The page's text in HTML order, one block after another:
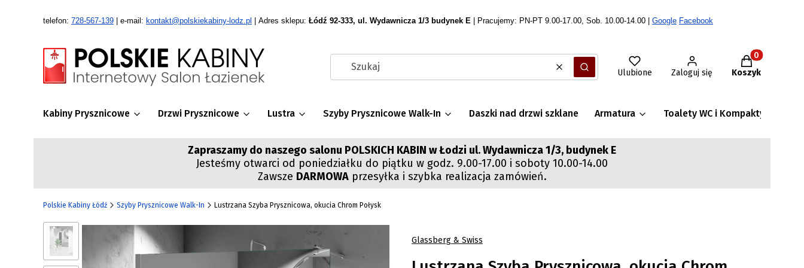
telefon: 728-567-139 | e-mail: kontakt@polskiekabiny-lodz.pl | Adres sklepu: Łódź 92-333, ul. Wydawnicza 1/3 budynek E | Pracujemy: PN-PT 9.00-17.00, Sob. 10.00-14.00 | Google Facebook
WyczyśćSzukaj Ulubione Zaloguj się
Produkty w
Koszyk
Kabiny Prysznicowe Drzwi Prysznicowe Lustra Szyby Prysznicowe Walk-In Daszki nad drzwi szklane Armatura Toalety WC i Kompakty WC
Zapraszamy do naszego salonu POLSKICH KABIN w Łodzi ul. Wydawnicza 1/3, budynek E
Jesteśmy otwarci od poniedziałku do piątku w godz. 9.00-17.00 i soboty 10.00-14.00
Zawsze DARMOWAprzesyłka i szybka realizacja zamówień.
Polskie Kabiny Łódź Szyby Prysznicowe Walk-In Lustrzana Szyba Prysznicowa, okucia Chrom Połysk
Glassberg & Swiss